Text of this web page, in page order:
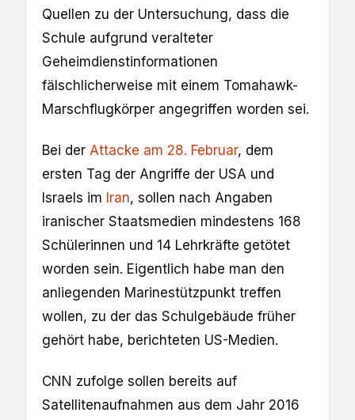
Quellen zu der Untersuchung, dass die
Schule aufgrund veralteter
Geheimdienstinformationen
fälschlicherweise mit einem Tomahawk-
Marschflugkörper angegriffen worden sei.
Bei der Attacke am 28. Februar, dem
ersten Tag der Angriffe der USA und
Israels im Iran, sollen nach Angaben
iranischer Staatsmedien mindestens 168
Schülerinnen und 14 Lehrkräfte getötet
worden sein. Eigentlich habe man den
anliegenden Marinestützpunkt treffen
wollen, zu der das Schulgebäude früher
gehört habe, berichteten US-Medien.
CNN zufolge sollen bereits auf
Satellitenaufnahmen aus dem Jahr 2016